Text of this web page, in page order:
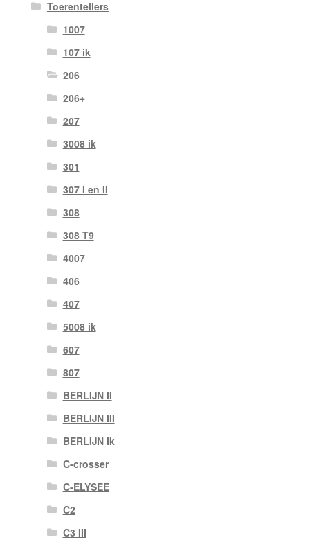
Toerentellers
1007
107 ik
206
206+
207
3008 ik
301
307 I en II
308
308 T9
4007
406
407
5008 ik
607
807
BERLIJN II
BERLIJN III
BERLIJN Ik
C-crosser
C-ELYSEE
C2
C3 III